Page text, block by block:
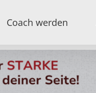
Coach werden